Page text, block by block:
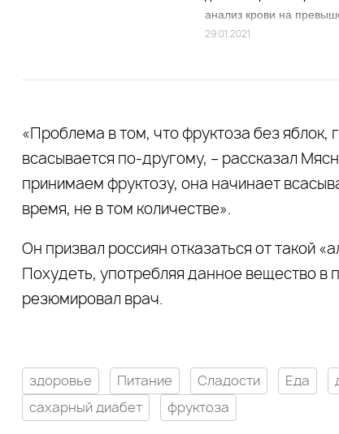
анализ крови на
29.01.2021
«Проблема в том, что фруктоза без яблок,
всасывается по-другому, – рассказал
принимаем фруктозу, она начинает
время, не в том количестве».
Он призвал россиян отказаться от такой
Похудеть, употребляя данное вещество в
резюмировал врач.
здоровье Питание Сладости Еда
сахарный диабет
фруктоза